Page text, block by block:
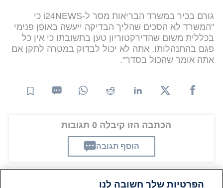
גורם בכיר במשרד הבריאות מסר ל-i24NEWS כי
"המשרד לא הסכים שהליך הבדיקה ייעשה באופן פנימי
בכללית משום שהדירקטוריון טען בתשובתו כי אין כל
פגם בהתנהלותו. אתה לא יכול לבדוק במטרה לתקן אם
אתה אומר שהכול בסדר".
הכתבה הזו קיבלה 0 תגובות
הוסף תגובה
הפרטיות שלך חשובה לנו